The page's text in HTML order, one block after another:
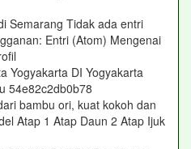
Semarang Tidak ada entri
Entri (Atom) Mengenai
Yogyakarta DI Yogyakarta
54e82c2db0b78
bambu ori, kuat kokoh dan
Atap 1 Atap Daun 2 Atap Ijuk